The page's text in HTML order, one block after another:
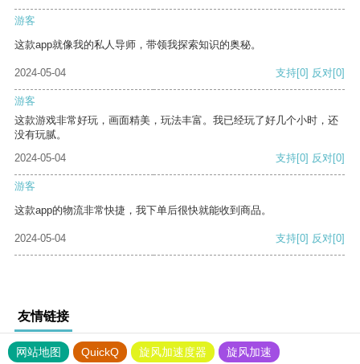
游客
这款app就像我的私人导师，带领我探索知识的奥秘。
2024-05-04 支持[0] 反对[0]
游客
这款游戏非常好玩，画面精美，玩法丰富。我已经玩了好几个小时，还
没有玩腻。
2024-05-04
支持[0] 反对[0]
游客
这款app的物流非常快捷，我下单后很快就能收到商品。
2024-05-04 支持[0] 反对[0]
友情链接
网站地图 QuickQ 旋风加速度器
旋风加速